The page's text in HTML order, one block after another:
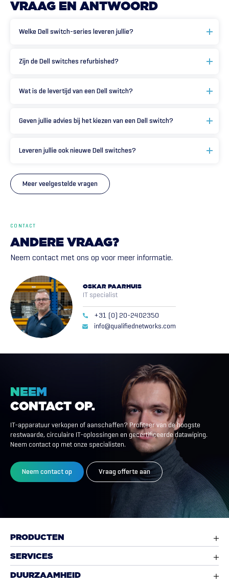
VRAAG EN ANTWOORD
Welke Dell switch-series leveren jullie?
Zijn de Dell switches refurbished?
Wat is de levertijd van een Dell switch?
Geven jullie advies bij het kiezen van een Dell switch?
Leveren jullie ook nieuwe Dell switches?
Meer veelgestelde vragen
CONTACT
ANDERE VRAAG?
Neem contact met ons op voor meer informatie.
OSKAR PAARHUIS
IT specialist
+31 (0) 20-2402350
info@qualifiednetworks.com
NEEM
CONTACT OP.
IT-apparatuur verkopen of aanschaffen? Profiteer van de hoogste
restwaarde, circulaire IT-oplossingen en gecertificeerde datawiping.
Neem contact op met onze specialisten.
Neem contact op Vraag offerte aan
PRODUCTEN
SERVICES
DUURZAAMHEID